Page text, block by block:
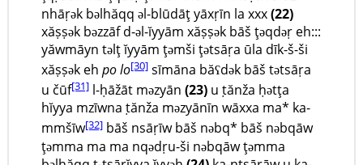
nhāṛək bəlhăqq ǝl-blūdāţ yāxṛīn la xxx(22)
xăṣṣək bəzzāf d-əl-ĭyyām xăṣṣək bāš ţəqdəṛ eh:::
yăwmāyn tǝlţ ĭyyām ţəmši ţətsāṛa ūla dīk-š-ši
xăṣṣək eh po lo[30] sīmāna băʕdək bāš tətsāṛa
u čūf[31] l-ḥāžāt məzyān (23) u ṭănža ḥətţa
hĭyya mzīwna ṭănža məzyānīn wāxxa ma* ka-
mmšīw[32] bāš nsāṛīw bāš nəbq* bāš nəbqāw
ţəmma ma ma nqədṛu-ši nəbqāw ţəmma